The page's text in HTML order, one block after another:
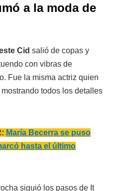
a la moda de
Cid salió de copas y
con vibras de
Fue la misma actriz quien
todos los detalles
María Becerra se puso
hasta el último
siguió los pasos de It